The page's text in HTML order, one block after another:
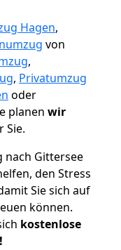
Hagen,
von
,
, Privatumzug
oder
planen wir
Sie.
nach Gittersee
den Stress
Sie sich auf
können.
kostenlose